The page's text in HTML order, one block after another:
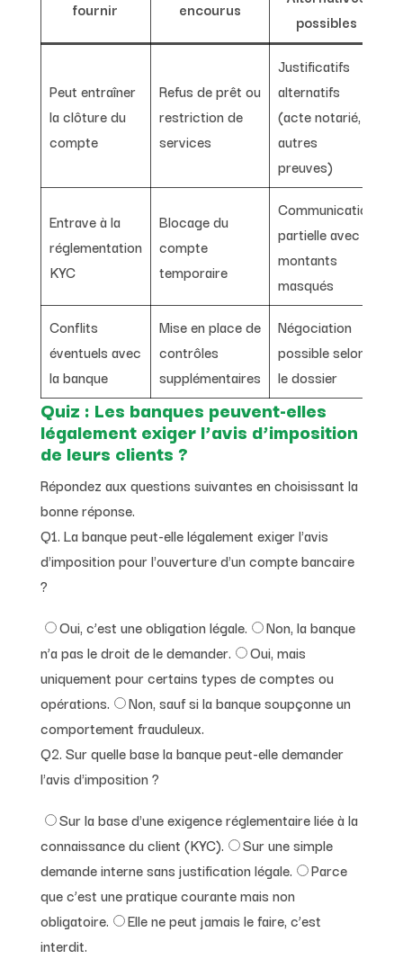
fournir encourus
possibles
Peut entraîner
la clôture du
compte
Refus de prêt ou
restriction de
services
Justificatifs
alternatifs
(acte notarié,
autres
preuves)
Entrave à la
réglementation
KYC
Blocage du
compte
temporaire
Communication
partielle avec
montants
masqués
Conflits
éventuels avec
la banque
Mise en place de
contrôles
supplémentaires
Négociation
possible selon
le dossier
Quiz : Les banques peuvent-elles
légalement exiger l’avis d’imposition
de leurs clients ?
Répondez aux questions suivantes en choisissant la
bonne réponse.
Q1. La banque peut-elle légalement exiger l'avis
d'imposition pour l'ouverture d'un compte bancaire
?
Oui, c’est une obligation légale.
Non, la banque
n’a pas le droit de le demander.
Oui, mais
uniquement pour certains types de comptes ou
opérations.
Non, sauf si la banque soupçonne un
comportement frauduleux.
Q2. Sur quelle base la banque peut-elle demander
l'avis d'imposition ?
Sur la base d'une exigence réglementaire liée à la
connaissance du client (KYC).
Sur une simple
demande interne sans justification légale.
Parce
que c’est une pratique courante mais non
obligatoire.
Elle ne peut jamais le faire, c’est
interdit.